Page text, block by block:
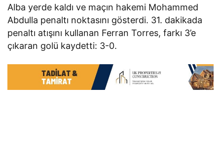
Alba yerde kaldı ve maçın hakemi Mohammed
Abdulla penaltı noktasını gösterdi. 31. dakikada
penaltı atışını kullanan Ferran Torres, farkı 3’e
çıkaran golü kaydetti: 3-0.